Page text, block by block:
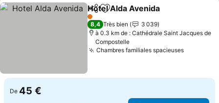
PartagerAjouter à mes favoris
Hotel Alda Avenida
1 Étoiles
8,4 Très bien
3 039
à 0.3 km de : Cathédrale Saint Jacques de
Compostelle
Chambres familiales spacieuses
De 45 €